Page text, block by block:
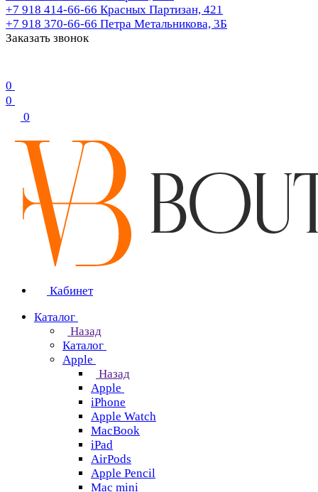
+7 918 414-66-66 Красных Партизан, 421
+7 918 370-66-66 Петра Метальникова, 3Б
Заказать звонок
0
0
0
Кабинет
Каталог
Назад
Каталог
Apple
Назад
Apple
iPhone
Apple Watch
MacBook
iPad
AirPods
Apple Pencil
Mac mini